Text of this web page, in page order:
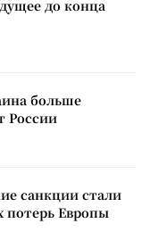
до конца
больше
России
санкции стали
потерь Европы